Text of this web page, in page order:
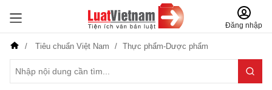
Đăng nhập
Tiêu chuẩn Việt Nam Thực phẩm-Dược phẩm